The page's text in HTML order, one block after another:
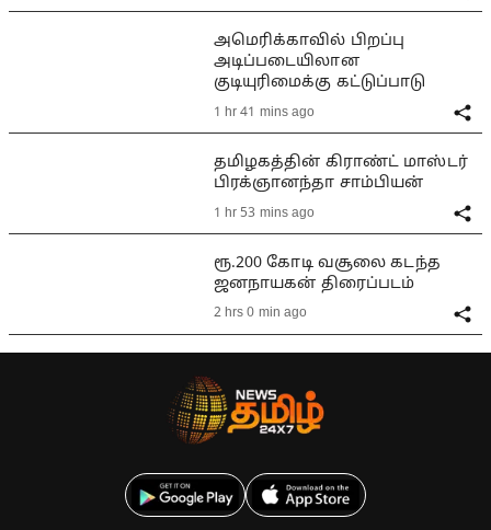
அமெரிக்காவில் பிறப்பு
அடிப்படையிலான
குடியுரிமைக்கு கட்டுப்பாடு
1 hr 41 mins ago
தமிழகத்தின் கிராண்ட் மாஸ்டர்
பிரக்ஞானந்தா சாம்பியன்
1 hr 53 mins ago
ரூ.200 கோடி வசூலை கடந்த
ஜனநாயகன் திரைப்படம்
2 hrs 0 min ago